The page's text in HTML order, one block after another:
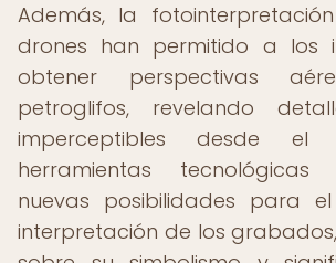
Además, la
drones han permitido a los
obtener perspectivas
petroglifos, revelando
imperceptibles desde el
herramientas
nuevas posibilidades para
interpretación de los